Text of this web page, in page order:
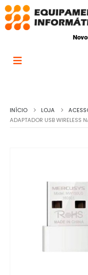
INÍCIO LOJA
ADAPTADOR USB WIRELESS